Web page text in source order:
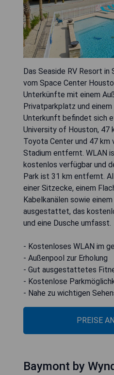
Das Seaside RV Resort
vom Space Center
Unterkünfte mit einem
Privatparkplatz und
Unterkunft befindet sich
University of Houston, 47
Toyota Center und 47 km
Stadium entfernt. WLAN
kostenlos verfügbar und
Park ist 31 km entfernt.
einer Sitzecke, einem
Kabelkanälen sowie
ausgestattet, das
und eine Dusche umfasst.
- Kostenloses WLAN im
- Außenpool zur Erholung
- Gut ausgestattetes
- Kostenlose
- Nahe zu wichtigen
PREISE
Baymont by